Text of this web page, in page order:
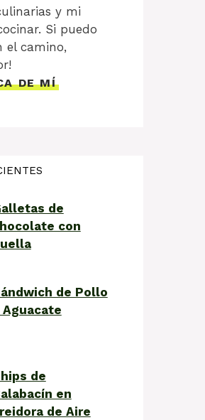
y mi
Si puedo
el camino,
DE MÍ
de
con
de Pollo
Aguacate
de
en
de Aire